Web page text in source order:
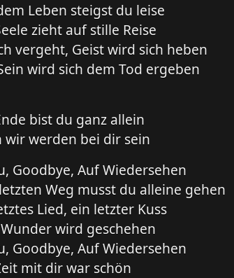
Leben steigst du leise
zieht auf stille Reise
vergeht, Geist wird sich heben
wird sich dem Tod ergeben
bist du ganz allein
wir werden bei dir sein
Goodbye, Auf Wiedersehen
Weg musst du alleine gehen
Lied, ein letzter Kuss
wird geschehen
Goodbye, Auf Wiedersehen
mit dir war schön